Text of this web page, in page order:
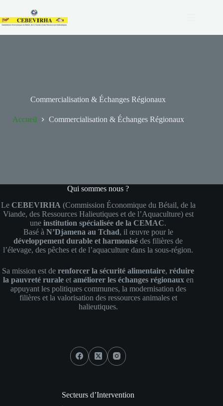
Commercialisation & Échanges Régionaux
Accueil Commercialisation & Échanges Régionaux
Qui sommes nous ?
Le CEBEVIRHA (Commission Économique du Bétail, de la
Viande, des Ressources Halieutiques et de l’Aquaculture) est
uneinstitution spécialisée de la CEMAC.
Basé à N’Djamena au Tchad, il œuvre pour le
développement durable et harmonisé des filières de
l’élevage, des pêches et de l’aquaculture dans la sous-région.
Sa mission est derenforcer la sécurité alimentaire,réduire
la pauvreté ruraleet améliorer les échanges régionauxen
appuyant les politiques communes, la modernisation des
filières et la valorisation des ressources animales et
halieutiques.
Secteurs d’Intervention